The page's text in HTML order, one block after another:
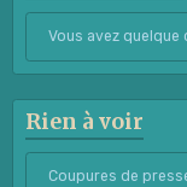
Vous avez quelque
Rien à voir
Coupures de